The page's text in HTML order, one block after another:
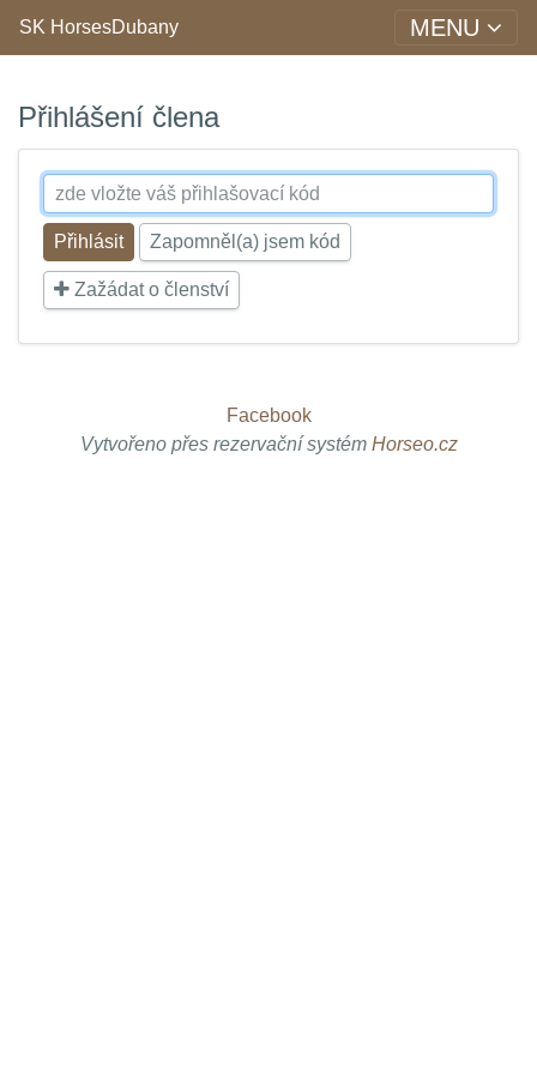
SK HorsesDubany MENU
Přihlášení člena
Zapomněl(a) jsem kód
Zažádat o členství
Facebook
Vytvořeno přes rezervační systém Horseo.cz